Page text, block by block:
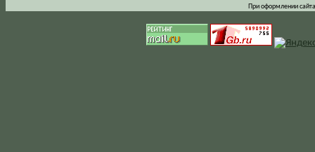
При оформлении